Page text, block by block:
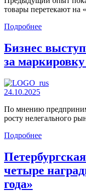
товары перетекают на
Подробнее
Бизнес
за
24.10.2025
По мнению
росту нелегального
Подробнее
четыре
года»